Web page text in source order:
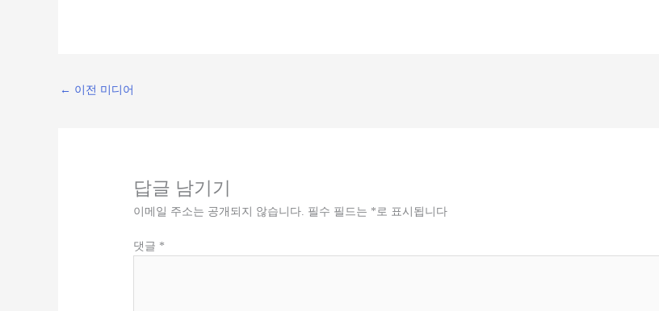
← 이전 미디어
답글 남기기
이메일 주소는 공개되지 않습니다. 필수 필드는 *로 표시됩니다
댓글 *